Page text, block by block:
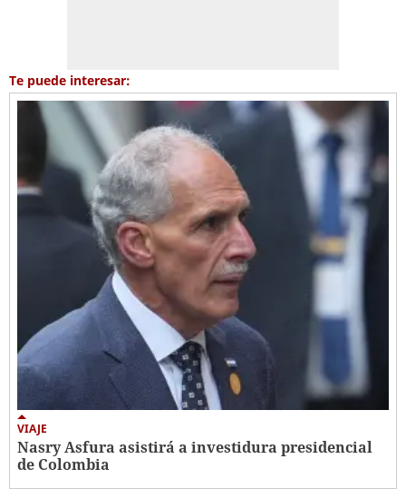
Te puede interesar:
VIAJE
Nasry Asfura asistirá a investidura presidencial
de Colombia